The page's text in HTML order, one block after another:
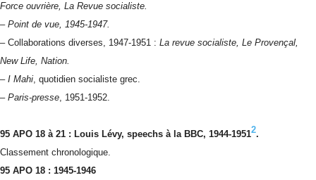
Force ouvrière, La Revue socialiste.
– Point de vue, 1945-1947.
– Collaborations diverses, 1947-1951 : La revue socialiste, Le Provençal,
New Life, Nation.
– I Mahi, quotidien socialiste grec.
­– Paris-presse, 1951-1952.
95 APO 18 à 21 : Louis Lévy, speechs à la BBC, 1944-19512.
Classement chronologique.
95 APO 18 : 1945-1946